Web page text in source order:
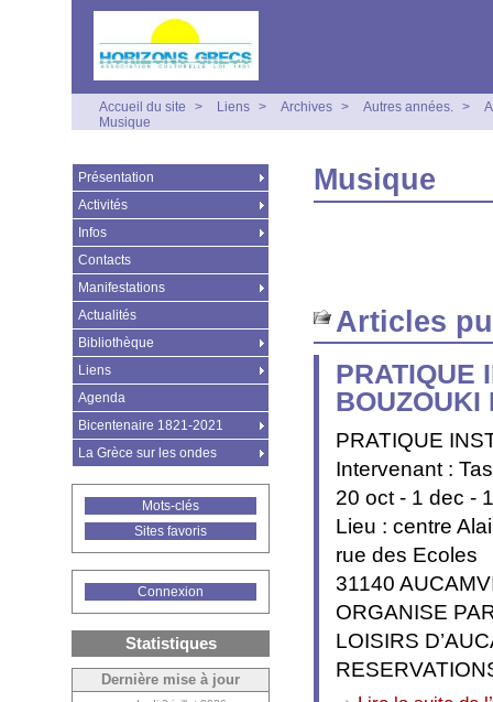
Accueil du site > Liens > Archives > Autres années. >
Musique
Musique
Articles
PRATIQUE
BOUZOUKI
PRATIQUE
Intervenant :
20 oct - 1 dec -
Lieu : centre
rue des Ecoles
31140
ORGANISE
LOISIRS
Présentation
Activités
Infos
Contacts
Manifestations
Actualités
Bibliothèque
Liens
Agenda
Bicentenaire 1821-2021
La Grèce sur les ondes
Mots-clés
Sites favoris
Connexion
Statistiques
Dernière mise à jour